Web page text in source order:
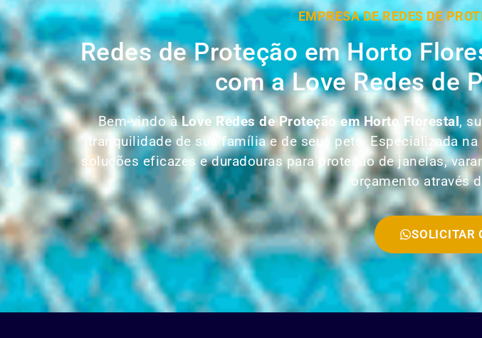
EMPRESA DE REDES DE
Redes de Proteção em Horto
com a Love Redes de
Bem-vindo àLove Redes de Proteção em Horto Florestal,
tranquilidade de sua família e de seus pets. Especializada
soluções eficazes e duradouras para proteção de janelas,
orçamento através
SOLICITAR